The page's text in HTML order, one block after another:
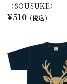
（SOUSUKE）
¥510 (税込)